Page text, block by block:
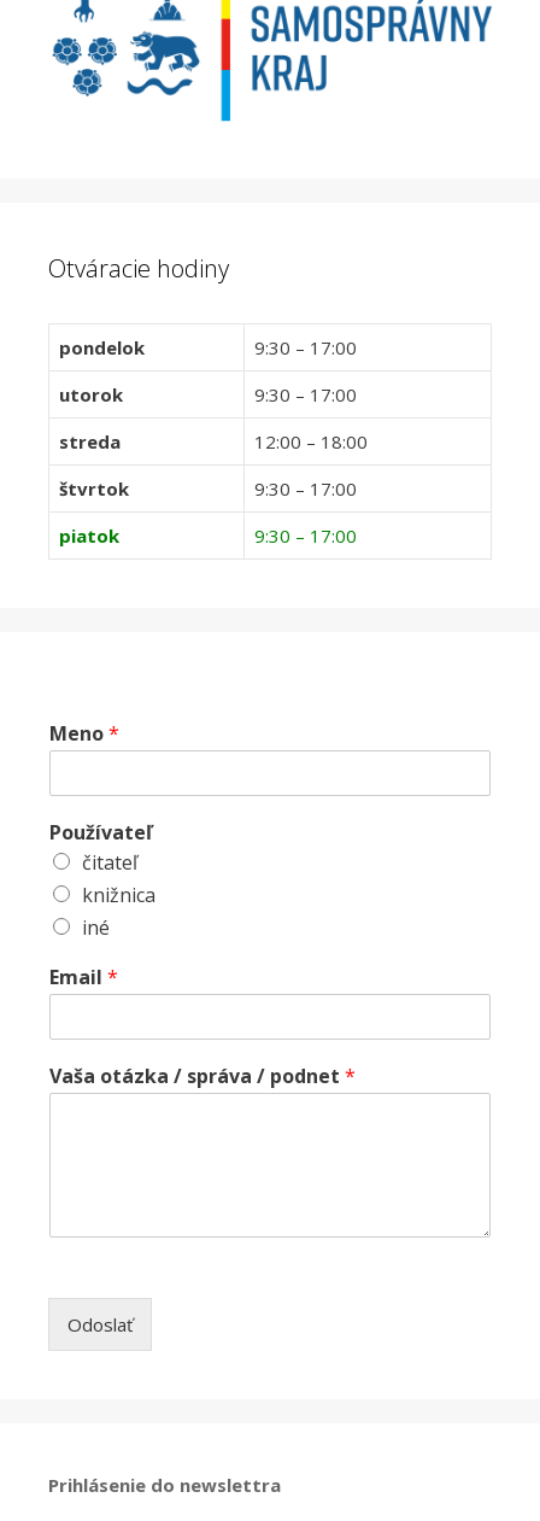
Otváracie hodiny
pondelok
9:30 – 17:00
utorok
9:30 – 17:00
streda
12:00 – 18:00
štvrtok
9:30 – 17:00
piatok
9:30 – 17:00
Meno*
Používateľ
čitateľ
knižnica
iné
Email *
Vaša otázka / správa / podnet *
Odoslať
Prihlásenie do newslettra